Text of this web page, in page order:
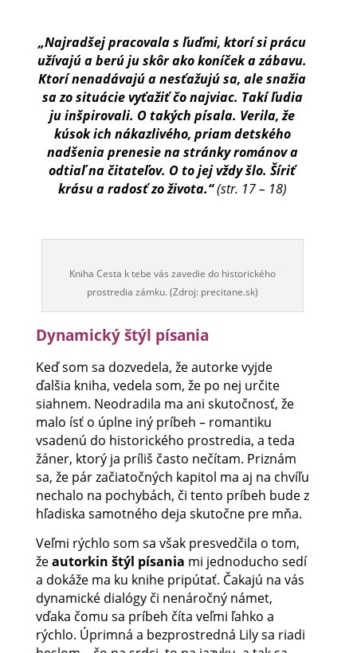
„Najradšej pracovala s ľuďmi, ktorí si prácu
užívajú a berú ju skôr ako koníček a zábavu.
Ktorí nenadávajú a nesťažujú sa, ale snažia
sa zo situácie vyťažiť čo najviac. Takí ľudia
ju inšpirovali. O takých písala. Verila, že
kúsok ich nákazlivého, priam detského
nadšenia prenesie na stránky románov a
odtiaľ na čitateľov. O to jej vždy šlo. Šíriť
krásu a radosť zo života.“(str. 17 – 18)
Kniha Cesta k tebe vás zavedie do historického
prostredia zámku. (Zdroj: precitane.sk)
Dynamický štýl písania
Keď som sa dozvedela, že autorke vyjde
ďalšia kniha, vedela som, že po nej určite
siahnem. Neodradila ma ani skutočnosť, že
malo ísť o úplne iný príbeh – romantiku
vsadenú do historického prostredia, a teda
žáner, ktorý ja príliš často nečítam. Priznám
sa, že pár začiatočných kapitol ma aj na chvíľu
nechalo na pochybách, či tento príbeh bude z
hľadiska samotného deja skutočne pre mňa.
Veľmi rýchlo som sa však presvedčila o tom,
žeautorkin štýl písania mi jednoducho sedí
a dokáže ma ku knihe pripútať. Čakajú na vás
dynamické dialógy či nenáročný námet,
vďaka čomu sa príbeh číta veľmi ľahko a
rýchlo. Úprimná a bezprostredná Lily sa riadi